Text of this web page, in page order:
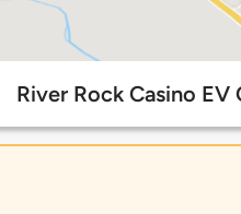
River Rock Casino